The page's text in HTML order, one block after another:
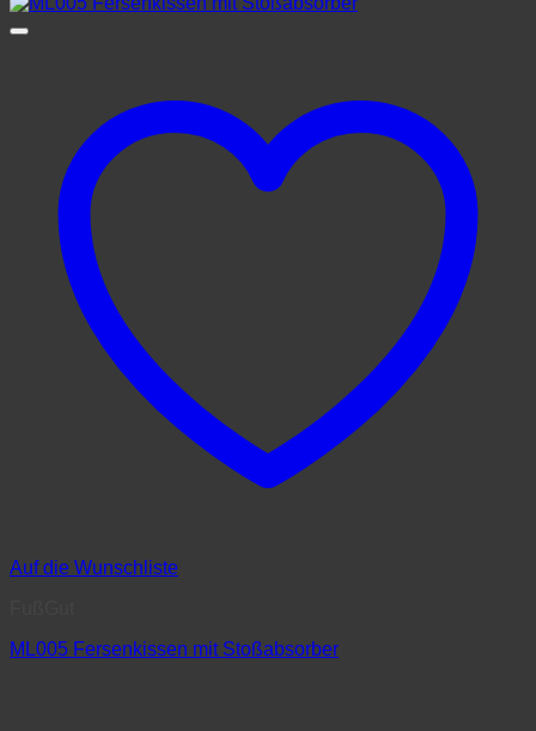
Auf die Wunschliste
ML005 Fersenkissen mit Stoßabsorber